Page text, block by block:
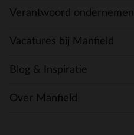
Verantwoord ondernemen
Vacatures bij Manfield
Blog & Inspiratie
Over Manfield